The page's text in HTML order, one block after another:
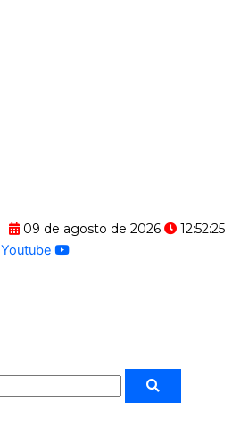
09 de agosto de 2026
12:52:25
Youtube